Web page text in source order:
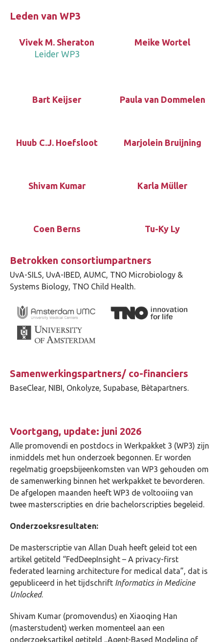
Leden van WP3
Vivek M. Sheraton
Leider WP3
Meike Wortel
Bart Keijser Paula van Dommelen
Huub C.J. Hoefsloot Marjolein Bruijning
Shivam Kumar Karla Müller
Coen Berns Tu-Ky Ly
Betrokken consortiumpartners
UvA-SILS, UvA-IBED, AUMC, TNO Microbiology &
Systems Biology, TNO Child Health.
Samenwerkingspartners/ co-financiers
BaseClear, NIBI, Onkolyze, Supabase, Bètapartners.
Voortgang, update: juni 2026
Alle promovendi en postdocs in Werkpakket 3 (WP3) zijn
inmiddels met hun onderzoek begonnen. Er worden
regelmatig groepsbijeenkomsten van WP3 gehouden om
de samenwerking binnen het werkpakket te bevorderen.
De afgelopen maanden heeft WP3 de voltooiing van
twee masterscripties en drie bachelorscripties begeleid.
Onderzoeksresultaten:
De masterscriptie van Allan Duah heeft geleid tot een
artikel getiteld “FedDeepInsight – A privacy-first
federated learning architecture for medical data”, dat is
gepubliceerd in het tijdschrift Informatics in Medicine
Unlocked.
Shivam Kumar (promovendus) en Xiaoqing Han
(masterstudent) werken momenteel aan een
onderzoeksartikel getiteld „Agent-Based Modeling of